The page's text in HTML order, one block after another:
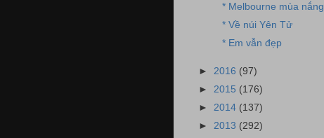
* Melbourne mùa nắng
* Về núi Yên Tử
* Em vẫn đẹp
► 2016 (97)
► 2015 (176)
► 2014 (137)
► 2013 (292)